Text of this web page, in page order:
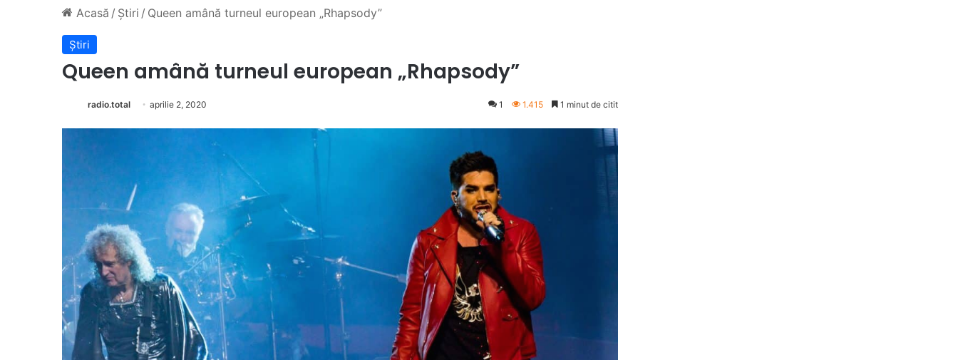
Acasă / Știri / Queen amână turneul european „Rhapsody”
Știri
Queen amână turneul european „Rhapsody”
radio.total aprilie 2, 2020 1 1.415 1 minut de citit